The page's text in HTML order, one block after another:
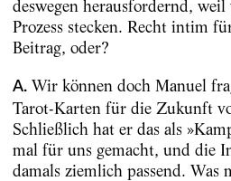
deswegen herausfordernd,
Prozess stecken. Recht intim
Beitrag, oder?
A.Wir können doch Manuel
Tarot-Karten für die Zukunft
Schließlich hat er das als
mal für uns gemacht, und die
damals ziemlich passend. Was